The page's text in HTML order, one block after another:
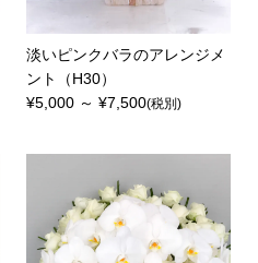
淡いピンクバラのアレンジメ
ント（H30）
¥5,000 ～ ¥7,500(税別)